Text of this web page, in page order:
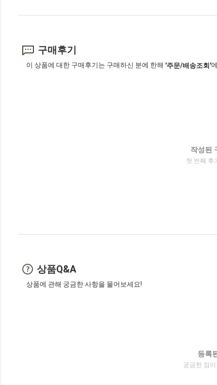
구매후기
이 상품에 대한 구매후기는 구매하신 분에 한해 '주문/배송조회'
작성된
첫 번째 후
상품Q&A
상품에 관해 궁금한 사항을 물어보세요!
등록
궁금한 점